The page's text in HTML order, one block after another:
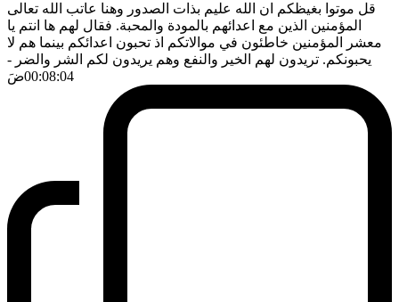
قل موتوا بغيظكم ان الله عليم بذات الصدور وهنا عاتب الله تعالى
المؤمنين الذين مع اعدائهم بالمودة والمحبة. فقال لهم ها انتم يا
معشر المؤمنين خاطئون في موالاتكم اذ تحبون اعدائكم بينما هم لا
يحبونكم. تريدون لهم الخير والنفع وهم يريدون لكم الشر والضر -
00:08:04ضَ